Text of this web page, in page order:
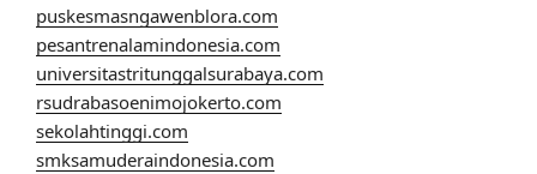
puskesmasngawenblora.com
pesantrenalamindonesia.com
universitastritunggalsurabaya.com
rsudrabasoenimojokerto.com
sekolahtinggi.com
smksamuderaindonesia.com